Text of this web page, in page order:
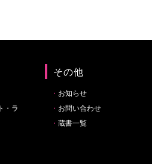
・ラ
その他
お知らせ
お問い合わせ
蔵書一覧